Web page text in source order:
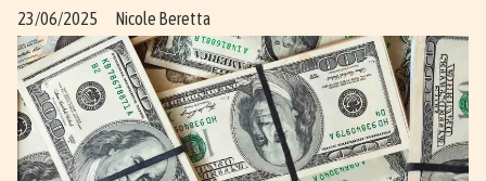
Nicole Beretta
23/06/2025